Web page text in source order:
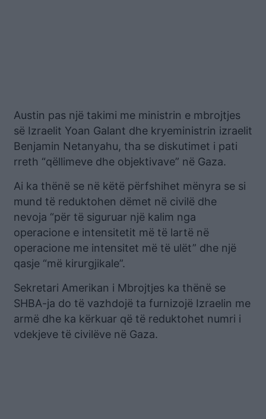
Austin pas një takimi me ministrin e mbrojtjes
së Izraelit Yoan Galant dhe kryeministrin izraelit
Benjamin Netanyahu, tha se diskutimet i pati
rreth “qëllimeve dhe objektivave” në Gaza.
Ai ka thënë se në këtë përfshihet mënyra se si
mund të reduktohen dëmet në civilë dhe
nevoja “për të siguruar një kalim nga
operacione e intensitetit më të lartë në
operacione me intensitet më të ulët” dhe një
qasje “më kirurgjikale”.
Sekretari Amerikan i Mbrojtjes ka thënë se
SHBA-ja do të vazhdojë ta furnizojë Izraelin me
armë dhe ka kërkuar që të reduktohet numri i
vdekjeve të civilëve në Gaza.